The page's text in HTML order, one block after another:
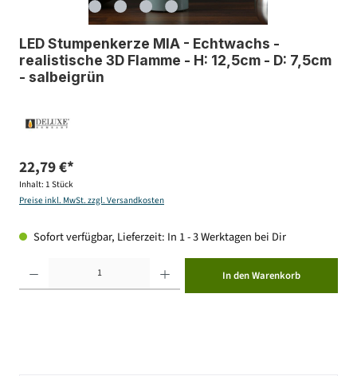
LED Stumpenkerze MIA - Echtwachs -
realistische 3D Flamme - H: 12,5cm - D: 7,5cm
- salbeigrün
22,79 €*
Inhalt: 1 Stück
Preise inkl. MwSt. zzgl. Versandkosten
Sofort verfügbar, Lieferzeit: In 1 - 3 Werktagen bei Dir
In den Warenkorb